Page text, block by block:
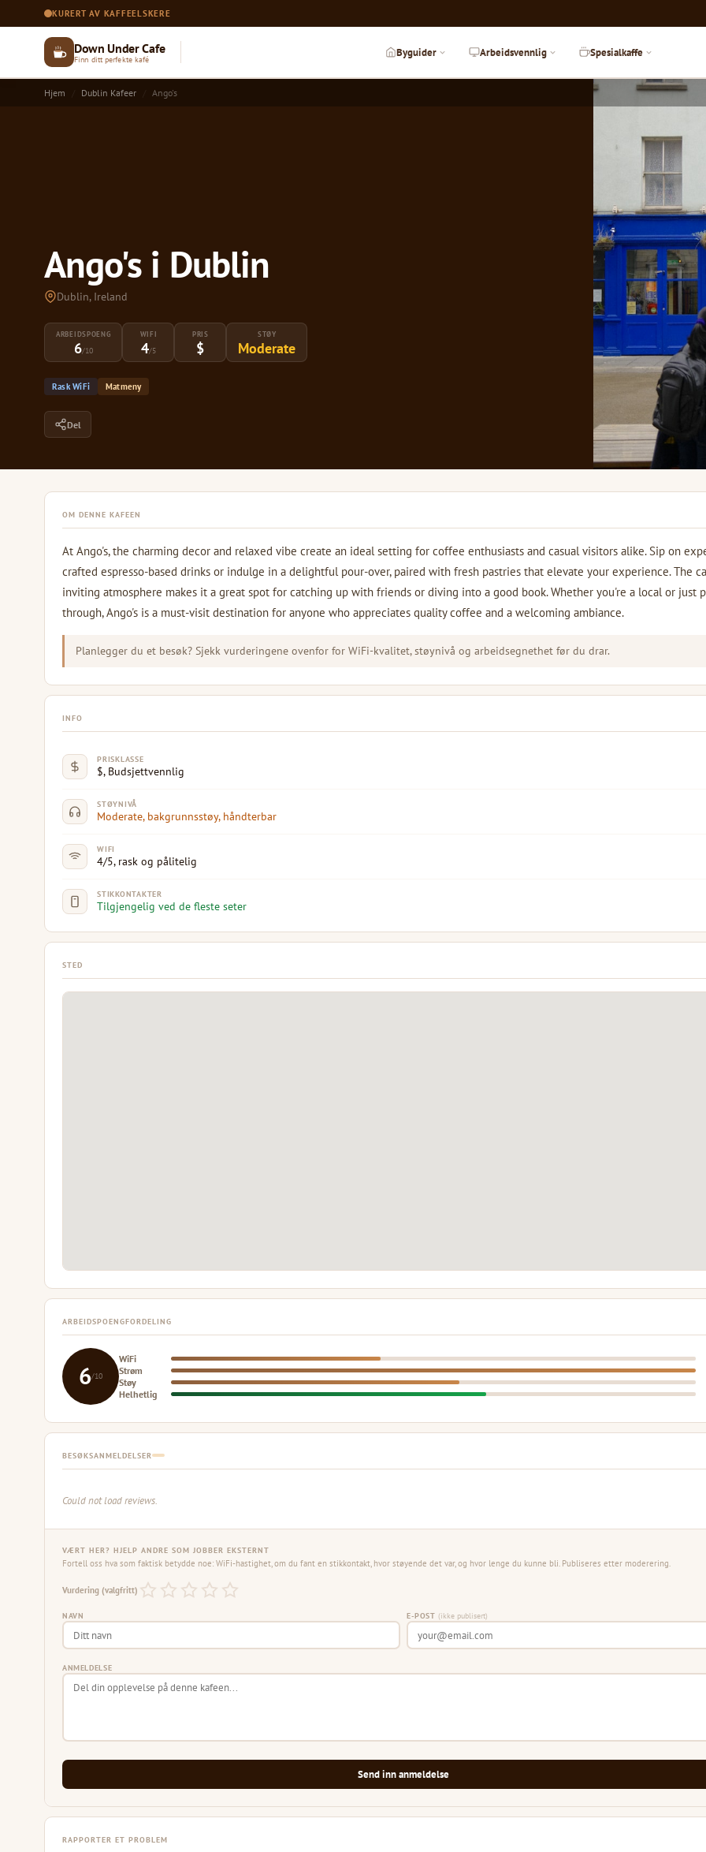
KURERT AV KAFFEELSKERE
Down Under Cafe
Finn ditt perfekte kafé Byguider Arbeidsvennlig Spesialkaffe
Hjem Dublin Kafeer Ango's
Ango's i Dublin
Dublin, Ireland
ARBEIDSPOENG
6/10
WIFI
4/5
PRIS
$
STØY
Moderate
Rask WiFi Matmeny
Del
OM DENNE KAFEEN
At Ango's, the charming decor and relaxed vibe create an ideal setting for coffee enthusiasts and casual visitors alike. Sip on
crafted espresso-based drinks or indulge in a delightful pour-over, paired with fresh pastries that elevate your experience. The
inviting atmosphere makes it a great spot for catching up with friends or diving into a good book. Whether you're a local or just
through, Ango's is a must-visit destination for anyone who appreciates quality coffee and a welcoming ambiance.
Planlegger du et besøk? Sjekk vurderingene ovenfor for WiFi-kvalitet, støynivå og arbeidsegnethet før du drar.
INFO
PRISKLASSE
$, Budsjettvennlig
STØYNIVÅ
Moderate, bakgrunnsstøy, håndterbar
WIFI
4/5, rask og pålitelig
STIKKONTAKTER
Tilgjengelig ved de fleste seter
STED
ARBEIDSPOENGFORDELING
6/10
WiFi
Strøm
Støy
Helhetlig
BESØKSANMELDELSER
Could not load reviews.
VÆRT HER? HJELP ANDRE SOM JOBBER EKSTERNT
Fortell oss hva som faktisk betydde noe: WiFi-hastighet, om du fant en stikkontakt, hvor støyende det var, og hvor lenge du kunne bli. Publiseres etter moderering.
Vurdering (valgfritt)
NAVN E-POST(ikke publisert)
ANMELDELSE
Send inn anmeldelse
RAPPORTER ET PROBLEM